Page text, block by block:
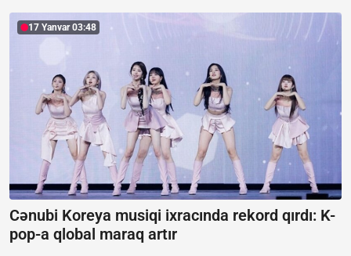
17 Yanvar 03:48
Cənubi Koreya musiqi ixracında rekord qırdı: K-
pop-a qlobal maraq artır